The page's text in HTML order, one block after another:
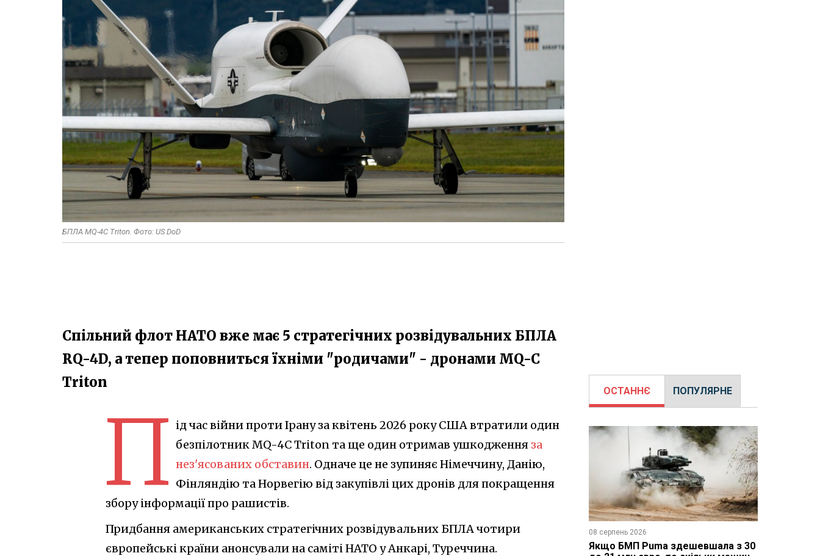
БПЛА MQ-4C Triton. Фото: US DoD
Спільний флот НАТО вже має 5 стратегічних розвідувальних БПЛА
RQ-4D, а тепер поповниться їхніми "родичами" - дронами MQ-C
Triton
П ід час війни проти Ірану за квітень 2026 року США втратили один
безпілотник MQ-4C Triton та ще один отримав ушкодження за
нез'ясованих обставин. Одначе це не зупиняє Німеччину, Данію,
Фінляндію та Норвегію від закупівлі цих дронів для покращення
збору інформації про рашистів.
Придбання американських стратегічних розвідувальних БПЛА чотири
європейські країни анонсували на саміті НАТО у Анкарі, Туреччина.
ОСТАННЄ ПОПУЛЯРНЕ
08 серпень 2026
Якщо БМП Puma здешевшала з 30